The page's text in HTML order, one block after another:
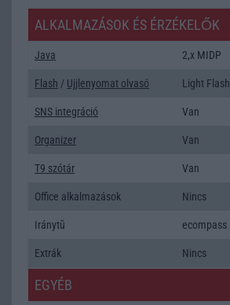
ALKALMAZÁSOK ÉS ÉRZÉKELŐK
Java 2,x MIDP
Flash / Ujjlenyomat olvasó Light Flash
SNS integráció Van
Organizer Van
T9 szótár Van
Office alkalmazások Nincs
Iránytũ ecompass
Extrák Nincs
EGYÉB